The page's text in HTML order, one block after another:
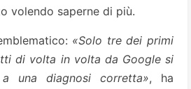
volendo saperne di più.
«Solo tre dei primi
di volta in volta da Google si
una diagnosi corretta», ha